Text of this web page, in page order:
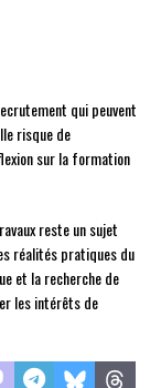
qui peuvent
risque de
sur la formation
reste un sujet
réalités pratiques du
et la recherche de
les intérêts de